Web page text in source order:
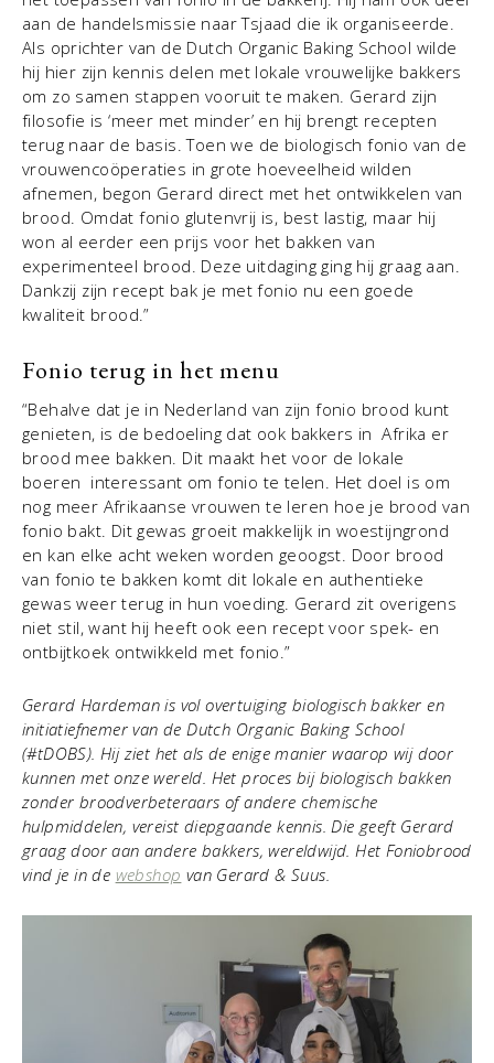
aan de handelsmissie naar Tsjaad die ik organiseerde.
Als oprichter van de Dutch Organic Baking School wilde
hij hier zijn kennis delen met lokale vrouwelijke bakkers
om zo samen stappen vooruit te maken. Gerard zijn
filosofie is ‘meer met minder’ en hij brengt recepten
terug naar de basis. Toen we de biologisch fonio van de
vrouwencoöperaties in grote hoeveelheid wilden
afnemen, begon Gerard direct met het ontwikkelen van
brood. Omdat fonio glutenvrij is, best lastig, maar hij
won al eerder een prijs voor het bakken van
experimenteel brood. Deze uitdaging ging hij graag aan.
Dankzij zijn recept bak je met fonio nu een goede
kwaliteit brood.”
Fonio terug in het menu
“Behalve dat je in Nederland van zijn fonio brood kunt
genieten, is de bedoeling dat ook bakkers in Afrika er
brood mee bakken. Dit maakt het voor de lokale
boeren interessant om fonio te telen. Het doel is om
nog meer Afrikaanse vrouwen te leren hoe je brood van
fonio bakt. Dit gewas groeit makkelijk in woestijngrond
en kan elke acht weken worden geoogst. Door brood
van fonio te bakken komt dit lokale en authentieke
gewas weer terug in hun voeding. Gerard zit overigens
niet stil, want hij heeft ook een recept voor spek- en
ontbijtkoek ontwikkeld met fonio.”
Gerard Hardeman is vol overtuiging biologisch bakker en
initiatiefnemer van de Dutch Organic Baking School
(#tDOBS). Hij ziet het als de enige manier waarop wij door
kunnen met onze wereld. Het proces bij biologisch bakken
zonder broodverbeteraars of andere chemische
hulpmiddelen, vereist diepgaande kennis. Die geeft Gerard
graag door aan andere bakkers, wereldwijd. Het Foniobrood
vind je in de webshop van Gerard & Suus.